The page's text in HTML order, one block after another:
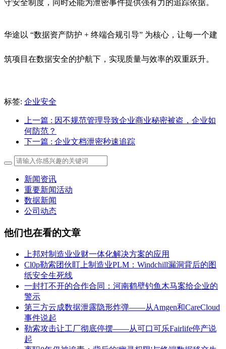
守安全制度，同时还能为泄密事件提供强有力的追踪依据。
华途以 “数据资产防护 + 终端合规引导” 为核心，让每一个建
筑项目在数据安全的护航下，实现质量与效率的双重跃升。
标签: 企业安全
上一篇 : 因不规范管理导致企业商业秘密被盗，企业如
何防范？
下一篇 : 企业文档泄密秒速追踪
新闻资讯
重要新闻活动
数据新闻
公司动态
他们也在看的文章
上邦对制造业业财一体化解决方案的应用
Cl0p勒索团伙盯上制造业PLM：Windchill漏洞背后的图
纸安全生死线
一封打不开的合作合同：河南鹤壁钓鱼木马案给企业的
警示
第三方云成数据泄露隐形炸弹——从Amgen和CareCloud
事件说起
勒索攻击让工厂彻底停摆——从可口可乐Fairlife停产说
起